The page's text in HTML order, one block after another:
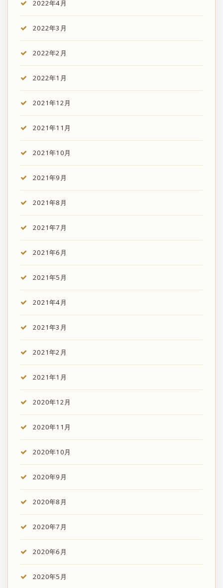
2022年4月
2022年3月
2022年2月
2022年1月
2021年12月
2021年11月
2021年10月
2021年9月
2021年8月
2021年7月
2021年6月
2021年5月
2021年4月
2021年3月
2021年2月
2021年1月
2020年12月
2020年11月
2020年10月
2020年9月
2020年8月
2020年7月
2020年6月
2020年5月